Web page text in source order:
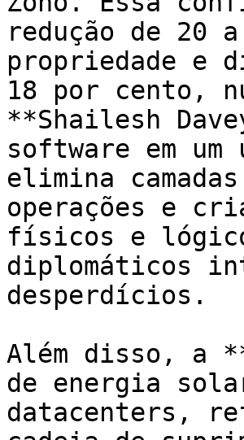
redução de 20
propriedade e
18 por cento,
**Shailesh
software em
elimina
operações e
físicos e
diplomáticos
desperdícios.
Além disso, a
de energia
datacenters,